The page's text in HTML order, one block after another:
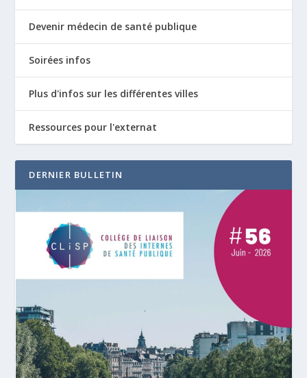
Devenir médecin de santé publique
Soirées infos
Plus d'infos sur les différentes villes
Ressources pour l'externat
DERNIER BULLETIN